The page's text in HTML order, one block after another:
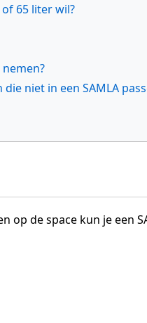
65 liter wil?
niet in een SAMLA
op de space kun je een